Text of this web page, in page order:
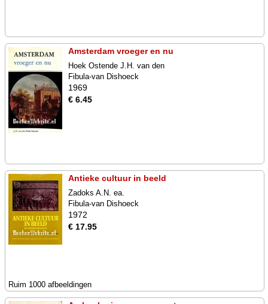
Amsterdam vroeger en nu
Hoek Ostende J.H. van den
Fibula-van Dishoeck
1969
€ 6.45
Antieke cultuur in beeld
Zadoks A.N. ea.
Fibula-van Dishoeck
1972
€ 17.95
Ruim 1000 afbeeldingen